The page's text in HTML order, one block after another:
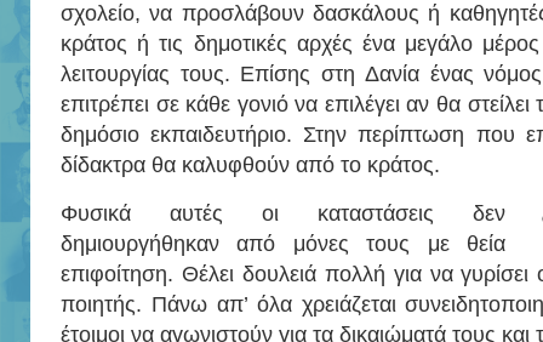
σχολείο, να προσλάβουν δασκάλους ή
κράτος ή τις δημοτικές αρχές ένα μεγάλο
λειτουργίας τους. Επίσης στη Δανία ένας
επιτρέπει σε κάθε γονιό να επιλέγει αν θα στείλει
δημόσιο εκπαιδευτήριο. Στην περίπτωση που
δίδακτρα θα καλυφθούν από το κράτος.
Φυσικά αυτές οι καταστάσεις δεν
δημιουργήθηκαν από μόνες τους με θεία
επιφοίτηση. Θέλει δουλειά πολλή για να
ποιητής. Πάνω απ’ όλα χρειάζεται
έτοιμοι να αγωνιστούν για τα δικαιώματά τους